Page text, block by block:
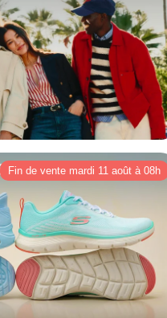
Fin de vente mardi 11 août à 08h